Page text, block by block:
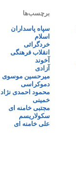
برچسب‌ها
سپاه پاسداران
اسلام
خردگرائی
انقلاب فرهنگی
آخوند
آزادی
میرحسین موسوی
دموکراسی
محمود احمدی نژاد
خمینی
مجتبی خامنه ای
سکولاریسم
علی خامنه ای